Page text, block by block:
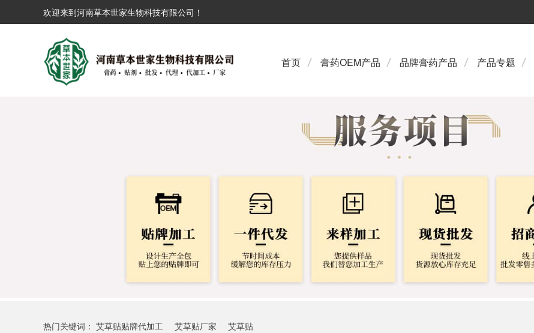
欢迎来到河南草本世家生物科技有限公司！
首页 膏药OEM产品 品牌膏药产品 产品专题
热门关键词： 艾草贴贴牌代加工 艾草贴厂家 艾草贴